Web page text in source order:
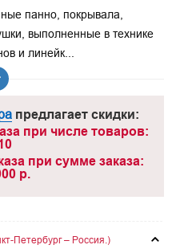
панно, покрывала,
выполненные в технике
и линейк...
предлагает скидки:
при числе товаров:
при сумме заказа:
р.
Петербург – Россия.)